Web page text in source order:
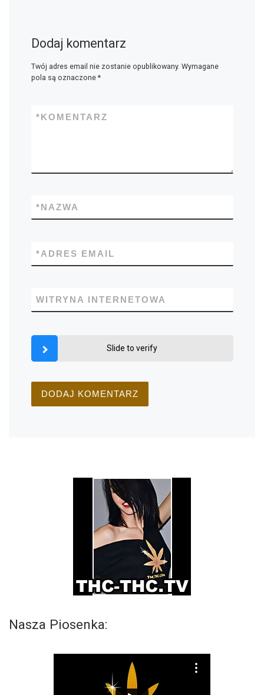
Dodaj komentarz
Twój adres email nie zostanie opublikowany. Wymagane
pola są oznaczone *
KOMENTARZ
*
NAZWA
*
ADRES EMAIL
*
WITRYNA INTERNETOWA
Slide to verify
Nasza Piosenka: